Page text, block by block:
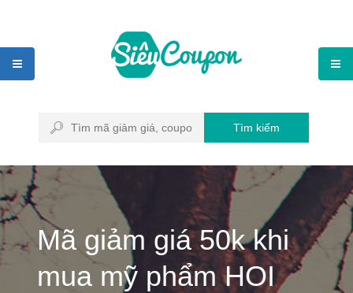
Tìm kiếm
Mã giảm giá 50k khi
mua mỹ phẩm HOI